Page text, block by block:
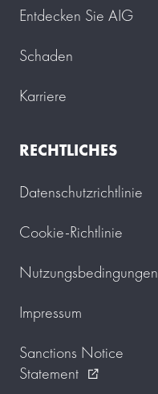
Entdecken Sie AIG
Schaden
Karriere
RECHTLICHES
Datenschutzrichtlinie
Cookie-Richtlinie
Nutzungsbedingungen
Impressum
Sanctions Notice
Statement
external_link